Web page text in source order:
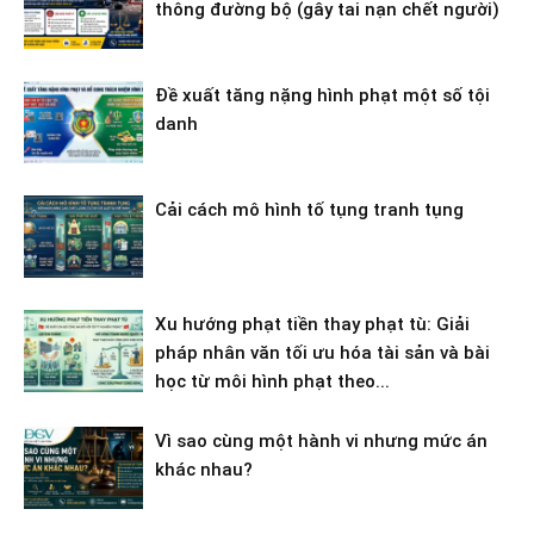
thông đường bộ (gây tai nạn chết người)
Đề xuất tăng nặng hình phạt một số tội
danh
Cải cách mô hình tố tụng tranh tụng
Xu hướng phạt tiền thay phạt tù: Giải
pháp nhân văn tối ưu hóa tài sản và bài
học từ môi hình phạt theo...
Vì sao cùng một hành vi nhưng mức án
khác nhau?